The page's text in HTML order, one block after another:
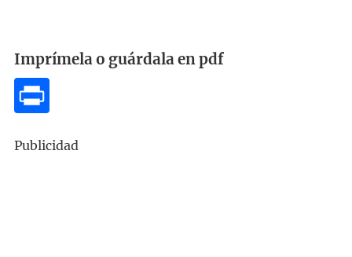
Imprímela o guárdala en pdf
Publicidad